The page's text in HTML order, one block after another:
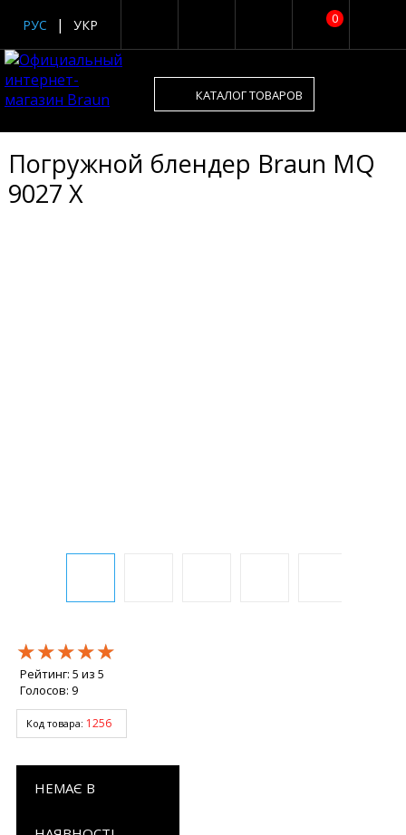
0
РУС УКР
КАТАЛОГ ТОВАРОВ
Погружной блендер Braun MQ
9027 X
★★★★★
★★★★★
★★★★★
Рейтинг: 5 из 5
Голосов: 9
Код товара: 1256
НЕМАЄ В